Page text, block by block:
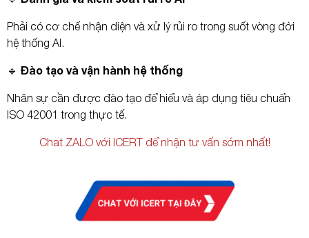
Phải có cơ chế nhận diện và xử lý rủi ro trong suốt vòng đời
hệ thống AI.
🔹 Đào tạo và vận hành hệ thống
Nhân sự cần được đào tạo để hiểu và áp dụng tiêu chuẩn
ISO 42001 trong thực tế.
Chat ZALO với ICERT để nhận tư vấn sớm nhất!